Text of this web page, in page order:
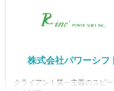
株式会社パワーシフ
クライアント第一主義のスピ